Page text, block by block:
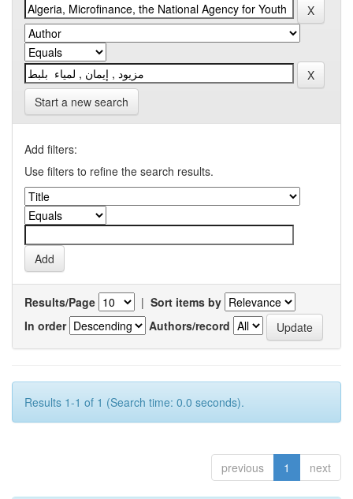
Start a new search
Add filters:
Use filters to refine the search results.
Results/Page | Sort items by
In order
Authors/record
Results 1-1 of 1 (Search time: 0.0 seconds).
previous 1 next